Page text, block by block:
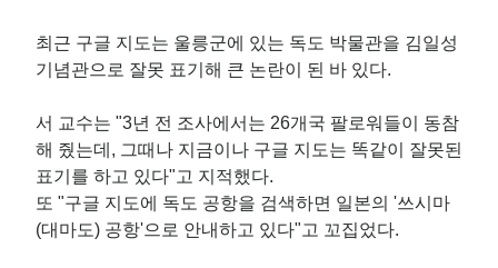
최근 구글 지도는 울릉군에 있는 독도 박물관을 김일성
기념관으로 잘못 표기해 큰 논란이 된 바 있다.
서 교수는 "3년 전 조사에서는 26개국 팔로워들이 동참
해 줬는데, 그때나 지금이나 구글 지도는 똑같이 잘못된
표기를 하고 있다"고 지적했다.
또 "구글 지도에 독도 공항을 검색하면 일본의 '쓰시마
(대마도) 공항'으로 안내하고 있다"고 꼬집었다.